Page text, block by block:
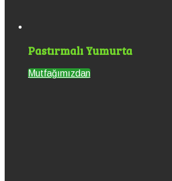
Pastırmalı Yumurta
Mutfağımızdan